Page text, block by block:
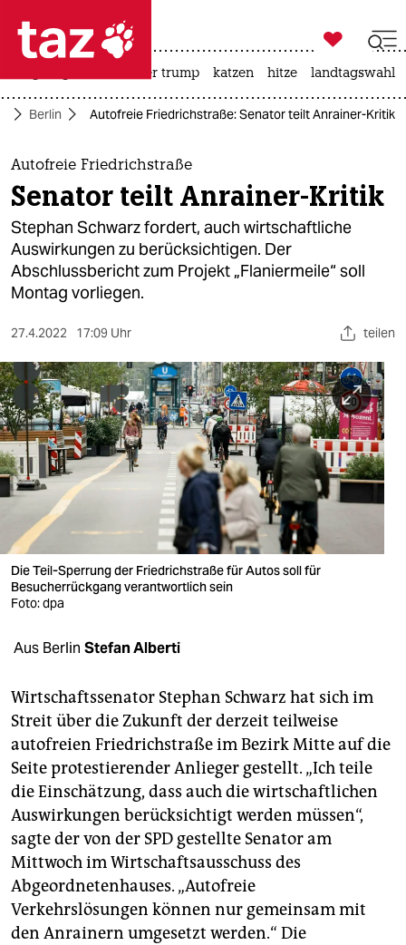
 taz zahl ich
taz zahl ich
themen
politik
öko
gesellschaft
kultur
sport
berlin
nord
wahrheit
verlag
verlag
veranstaltungen
unterstützen
abo
genossenschaft
epaper login

taz zahl ich
usa unter trump katzen hitze landtagswahl
Berlin Autofreie Friedrichstraße: Senator teilt Anrainer-Kritik
Autofreie Friedrichstraße
Senator teilt Anrainer-Kritik
Stephan Schwarz fordert, auch wirtschaftliche
Auswirkungen zu berücksichtigen. Der
Abschlussbericht zum Projekt „Flaniermeile“ soll
Montag vorliegen.
27.4.2022 17:09 Uhr teilen
Die Teil-Sperrung der Friedrichstraße für Autos soll für
Besucherrückgang verantwortlich sein
Foto: dpa
Aus Berlin Stefan Alberti
Wirtschaftssenator Stephan Schwarz hat sich im
Streit über die Zukunft der derzeit teilweise
autofreien Friedrichstraße im Bezirk Mitte auf die
Seite protestierender Anlieger gestellt. „Ich teile
die Einschätzung, dass auch die wirtschaftlichen
Auswirkungen berücksichtigt werden müssen“,
sagte der von der SPD gestellte Senator am
Mittwoch im Wirtschaftsausschuss des
Abgeordnetenhauses. „Autofreie
Verkehrslösungen können nur gemeinsam mit
den Anrainern umgesetzt werden.“ Die